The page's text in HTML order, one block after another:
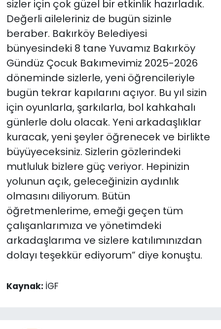
sizler için çok güzel bir etkinlik hazırladık.
Değerli aileleriniz de bugün sizinle
beraber. Bakırköy Belediyesi
bünyesindeki 8 tane Yuvamız Bakırköy
Gündüz Çocuk Bakımevimiz 2025-2026
döneminde sizlerle, yeni öğrencileriyle
bugün tekrar kapılarını açıyor. Bu yıl sizin
için oyunlarla, şarkılarla, bol kahkahalı
günlerle dolu olacak. Yeni arkadaşlıklar
kuracak, yeni şeyler öğrenecek ve birlikte
büyüyeceksiniz. Sizlerin gözlerindeki
mutluluk bizlere güç veriyor. Hepinizin
yolunun açık, geleceğinizin aydınlık
olmasını diliyorum. Bütün
öğretmenlerime, emeği geçen tüm
çalışanlarımıza ve yönetimdeki
arkadaşlarıma ve sizlere katılımınızdan
dolayı teşekkür ediyorum” diye konuştu.
Kaynak: İGF